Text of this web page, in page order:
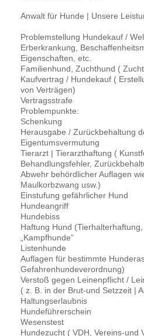
Anwalt für Hunde | Unsere
Problemstellung Hundekauf /
Erberkrankung,
Eigenschaften, etc.
Familienhund, Zuchthund (
Kaufvertrag / Hundekauf (
von Verträgen)
Vertragsstrafe
Problempunkte:
Schenkung
Herausgabe / Zurückbehaltung
Eigentumsvermutung
Tierarzt | Tierarzthaftung (
Behandlungsfehler,
Abwehr behördlicher Auflagen
Maulkorbzwang usw.)
Einstufung gefährlicher Hund
Hundeangriff
Hundebiss
Haftung Hund
„Kampfhunde“
Listenhunde
Auflagen für bestimmte
Gefahrenhundeverordnung)
Verstoß gegen Leinenpflicht /
( z. B. in der Brut-und Setzzeit |
Haltungserlaubnis
Hundeführerschein
Wesenstest
Hundezucht ( VDH, Vereins-und